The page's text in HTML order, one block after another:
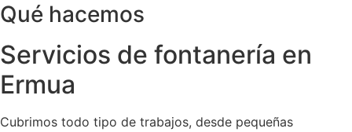
Qué hacemos
Servicios de fontanería en
Ermua
Cubrimos todo tipo de trabajos, desde pequeñas